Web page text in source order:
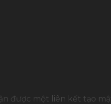
được một liên kết tạo